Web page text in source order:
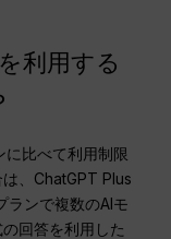
利用する
比べて利用制限
、ChatGPT Plus
ランで複数のAIモ
回答を利用した